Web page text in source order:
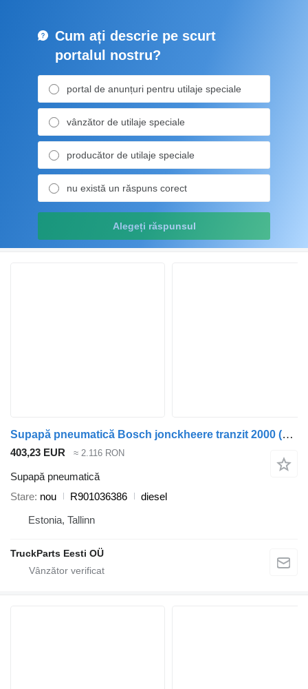
Cum ați descrie pe scurt
portalul nostru?
portal de anunțuri pentru utilaje speciale
vânzător de utilaje speciale
producător de utilaje speciale
nu există un răspuns corect
Alegeți răspunsul
Supapă pneumatică Bosch jonckheere tranzit 2000 (01.05-12.13) R901036386 pentru autobuz VDL Jonckheere Transit 2000 (2005-2013)
403,23 EUR ≈ 2.116 RON
Supapă pneumatică
Stare nou R901036386
diesel
Estonia, Tallinn
TruckParts Eesti OÜ